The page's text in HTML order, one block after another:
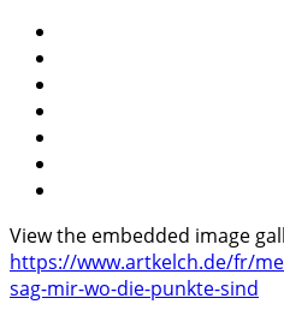
View the embedded image
https://www.artkelch.de/fr/
sag-mir-wo-die-punkte-sind